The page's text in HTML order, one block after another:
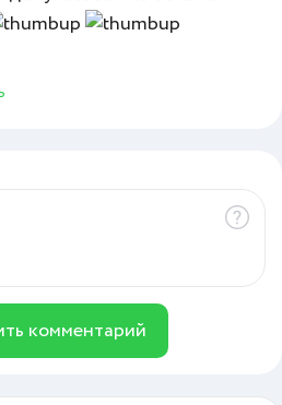
комментарий